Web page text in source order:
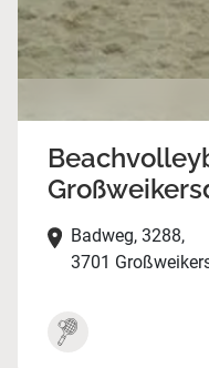
Badweg, 3288,
3701